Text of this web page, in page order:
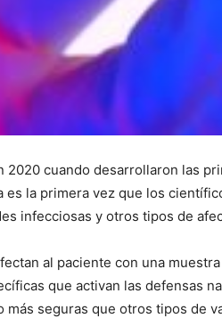
cuando desarrollaron las
es la primera vez que los
infecciosas y otros tipos de
al paciente con una
que activan las defensas
más seguras que otros tipos de